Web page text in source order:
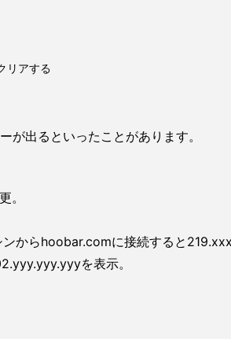
リアする
が出るといったことがあります。
。
からhoobar.comに接続すると
を表示。